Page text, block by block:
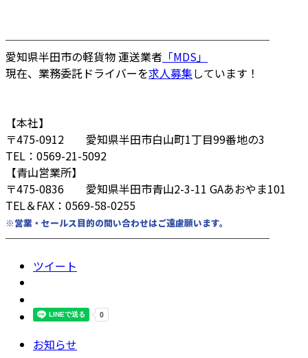
────────────────────────
愛知県半田市の軽貨物 運送業者 「MDS」
現在、業務委託ドライバーを求人募集しています！
【本社】
〒475-0912 愛知県半田市白山町1丁目99番地の3
TEL：0569-21-5092
【青山営業所】
〒475-0836 愛知県半田市青山2-3-11 GAあおやま101
TEL＆FAX：0569-58-0255
※営業・セールス目的の問い合わせはご遠慮願います。
────────────────────────
ツイート
お知らせ